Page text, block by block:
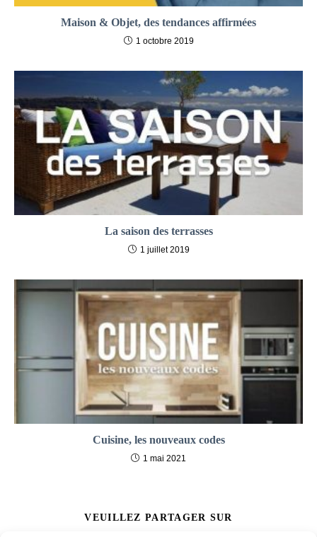
Maison & Objet, des tendances affirmées
1 octobre 2019
La saison des terrasses
1 juillet 2019
Cuisine, les nouveaux codes
1 mai 2021
VEUILLEZ PARTAGER SUR